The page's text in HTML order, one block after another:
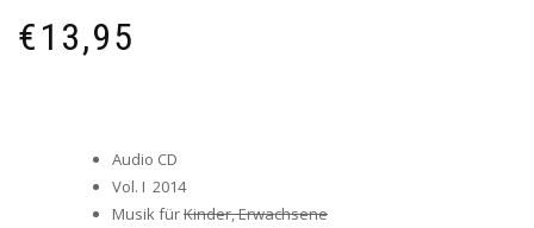
€13,95
Audio CD
Vol. I 2014
Musik fürKinder,Erwachsene